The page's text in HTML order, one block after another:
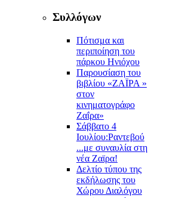
Συλλόγων
Πότισμα και
περιποίηση του
πάρκου Ηνιόχου
Παρουσίαση του
βιβλίου «ΖΑΪΡΑ »
στον
κινηματογράφο
Ζαΐρα»
Σάββατο 4
Ιουλίου:Ραντεβού
...με συναυλία στη
νέα Ζαϊρα!
Δελτίο τύπου της
εκδήλωσης του
Χώρου Διαλόγου